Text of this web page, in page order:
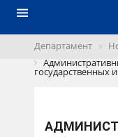
Департамент
государственных